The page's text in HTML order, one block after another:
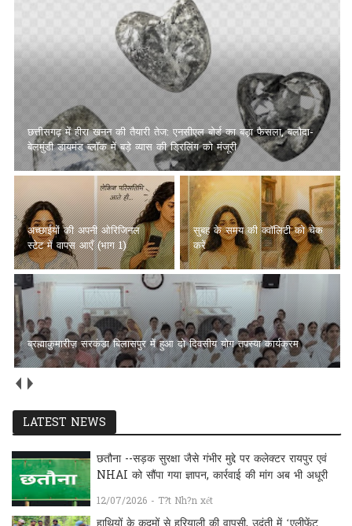
छत्तीसगढ़ में हीरा खनन की तैयारी तेज: एनसीएल बोर्ड का बड़ा फैसला, बलौदा-
बेलमुंडी डायमंड ब्लॉक में बड़े व्यास की ड्रिलिंग को मंजूरी
अच्छाईयों की अपनी ओरिजिनल
स्टेट में वापस आएँ (भाग 1)
सुबह के समय की क्वॉलिटी को चेक
करें
ब्रह्माकुमारीज़ सरकंडा बिलासपुर में हुआ दो दिवसीय योग तपस्या कार्यक्रम
LATEST NEWS
छतौना --सड़क सुरक्षा जैसे गंभीर मुद्दे पर कलेक्टर रायपुर एवं
NHAI को सौंपा गया ज्ञापन, कार्रवाई की मांग अब भी अधूरी
12/07/2026 - T?t Nh?n xét